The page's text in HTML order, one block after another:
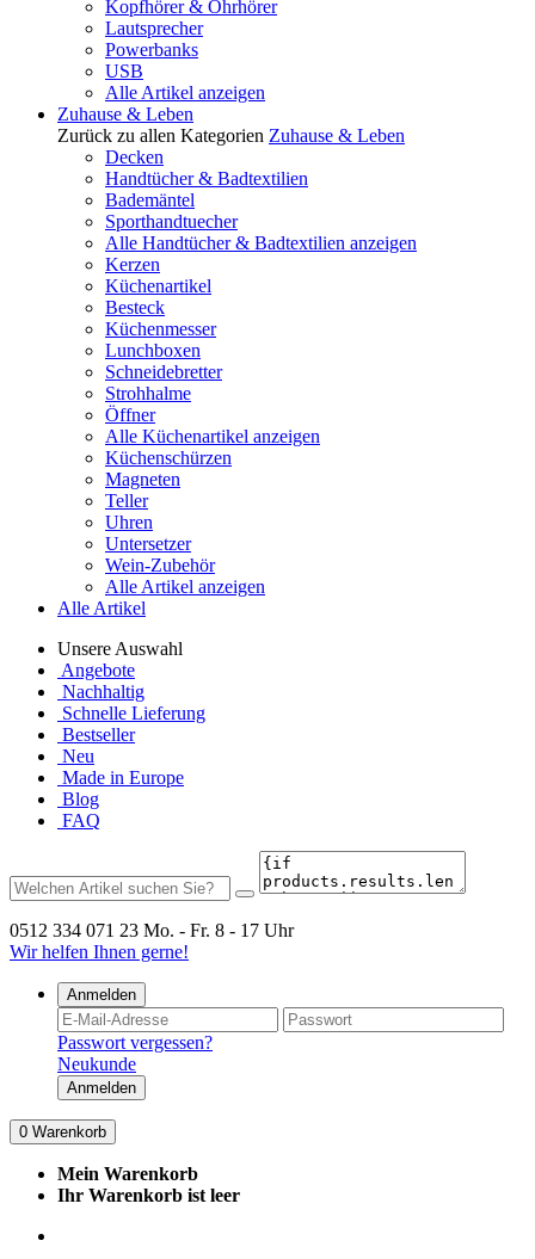
Kopfhörer & Ohrhörer
Lautsprecher
Powerbanks
USB
Alle Artikel anzeigen
Zuhause & Leben
Zurück zu allen Kategorien Zuhause & Leben
Decken
Handtücher & Badtextilien
Bademäntel
Sporthandtuecher
Alle Handtücher & Badtextilien anzeigen
Kerzen
Küchenartikel
Besteck
Küchenmesser
Lunchboxen
Schneidebretter
Strohhalme
Öffner
Alle Küchenartikel anzeigen
Küchenschürzen
Magneten
Teller
Uhren
Untersetzer
Wein-Zubehör
Alle Artikel anzeigen
Alle Artikel
Unsere Auswahl
Angebote
Nachhaltig
Schnelle Lieferung
Bestseller
Neu
Made in Europe
Blog
FAQ
0512 334 071 23 Mo. - Fr. 8 - 17 Uhr
Wir helfen Ihnen gerne!
Anmelden
Passwort vergessen?
Neukunde
Anmelden
0 Warenkorb
Mein Warenkorb
Ihr Warenkorb ist leer